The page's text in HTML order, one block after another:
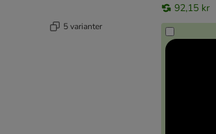
5 varianter
92,15 kr